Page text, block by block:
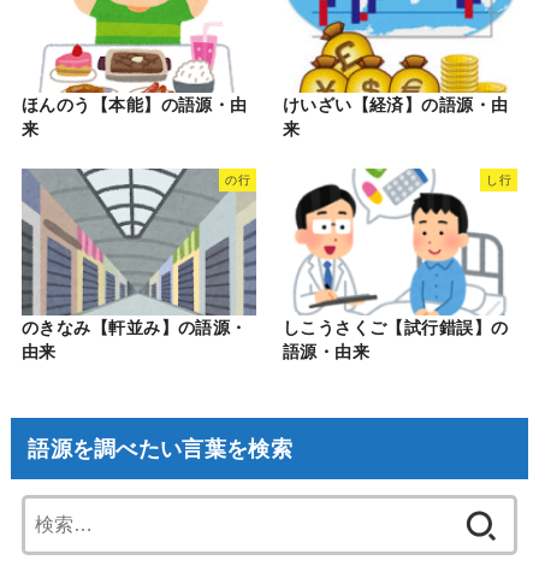
ほんのう【本能】の語源・由
来
けいざい【経済】の語源・由
来
の行
のきなみ【軒並み】の語源・
由来
し行
しこうさくご【試行錯誤】の
語源・由来
語源を調べたい言葉を検索
索: